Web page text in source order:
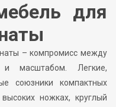
для
– компромисс между
и масштабом. Легкие,
союзники компактных
ножках, круглый